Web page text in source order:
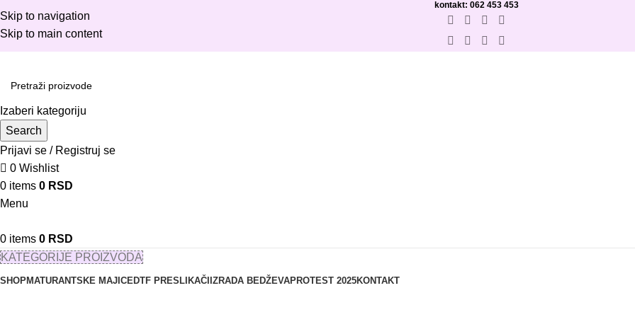
Skip to navigation
Skip to main content
kontakt: 062 453 453
Izaberi kategoriju
Search
Prijavi se / Registruj se
0 Wishlist
0 items 0 RSD
Menu
0 items 0 RSD
KATEGORIJE PROIZVODA
SHOPMATURANTSKE MAJICEDTF PRESLIKAČIIZRADA BEDŽEVAPROTEST 2025KONTAKT